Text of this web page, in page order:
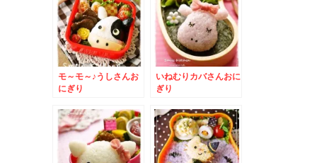
モ～モ～♪うしさんお
にぎり
いねむりカバさんおに
ぎり